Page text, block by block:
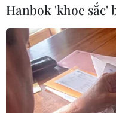
cơn bão đi qua cũng
bão.”
Hanbok 'khoe sắc'